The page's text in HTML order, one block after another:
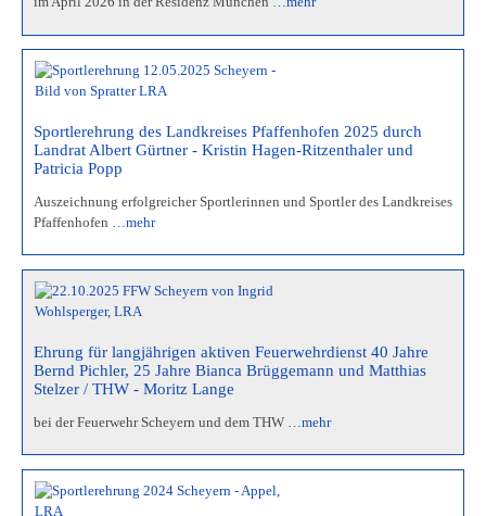
Sportlerehrung des Landkreises Pfaffenhofen 2025 durch
Landrat Albert Gürtner - Kristin Hagen-Ritzenthaler und
Patricia Popp
Auszeichnung erfolgreicher Sportlerinnen und Sportler des Landkreises
Pfaffenhofen …mehr
Ehrung für langjährigen aktiven Feuerwehrdienst 40 Jahre
Bernd Pichler, 25 Jahre Bianca Brüggemann und Matthias
Stelzer / THW - Moritz Lange
bei der Feuerwehr Scheyern und dem THW …mehr